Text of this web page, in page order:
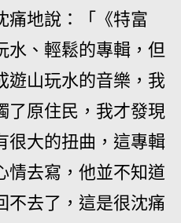
痛地說：「《特富
水、輕鬆的專輯，但
遊山玩水的音樂，我
了原住民，我才發現
很大的扭曲，這專輯
情去寫，他並不知道
不去了，這是很沈痛